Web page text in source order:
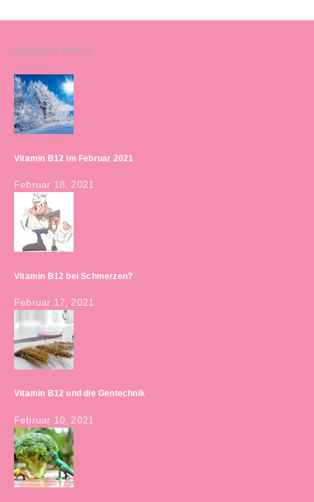
NEUESTE POSTS
Vitamin B12 im Februar 2021
Februar 18, 2021
Vitamin B12 bei Schmerzen?
Februar 17, 2021
Vitamin B12 und die Gentechnik
Februar 10, 2021